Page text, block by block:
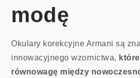
modę
Okulary korekcyjne Armani są
innowacyjnego wzornictwa,
równowagę między